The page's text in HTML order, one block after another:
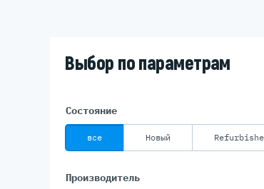
Выбор по параметрам
Состояние
все Новый
Производитель